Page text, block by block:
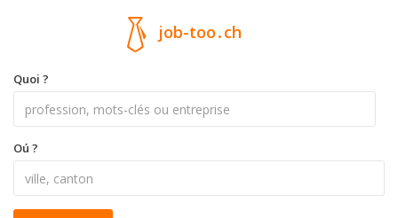
job-too.ch
Quoi ?
Oú ?